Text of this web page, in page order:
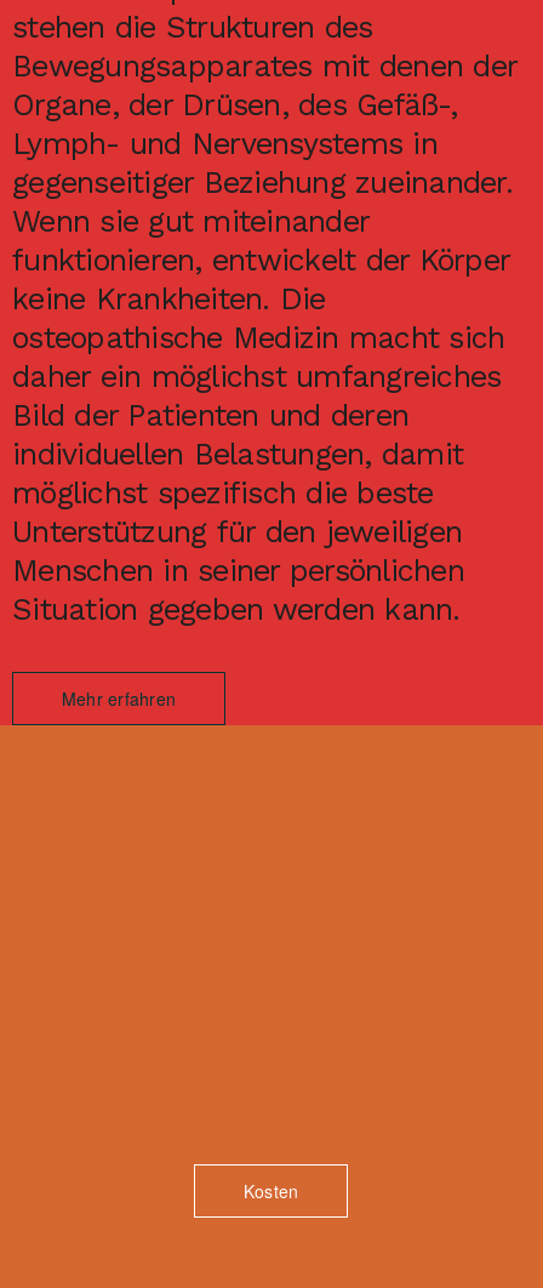
stehen die Strukturen des
Bewegungsapparates mit denen der
Organe, der Drüsen, des Gefäß-,
Lymph- und Nervensystems in
gegenseitiger Beziehung zueinander.
Wenn sie gut miteinander
funktionieren, entwickelt der Körper
keine Krankheiten. Die
osteopathische Medizin macht sich
daher ein möglichst umfangreiches
Bild der Patienten und deren
individuellen Belastungen, damit
möglichst spezifisch die beste
Unterstützung für den jeweiligen
Menschen in seiner persönlichen
Situation gegeben werden kann.
Mehr erfahren
Kosten